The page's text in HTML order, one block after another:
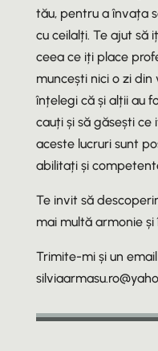
tău, pentru a învața
cu ceilalți. Te ajut să
ceea ce iți place
muncești nici o zi
înțelegi că și alții au
cauți și să găsești ce
aceste lucruri sunt
abilitați și
Te invit să
mai multă armonie
Trimite-mi și un